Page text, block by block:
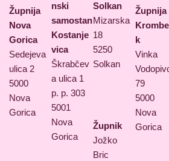
Župnija
Nova
Gorica
Sedejeva
ulica 2
5000
Nova
Gorica
nski
samostan
Kostanje
vica
Škrabčev
a ulica 1
p. p. 303
5001
Nova
Gorica
Solkan
Mizarska
18
5250
Solkan
Župnik
Jožko
Bric
Župnija
k
Vinka
79
5000
Nova
Gorica